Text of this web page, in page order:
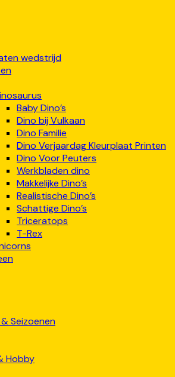
wedstrijd
Baby Dino’s
Dino bij Vulkaan
Dino Familie
Dino Verjaardag Kleurplaat Printen
Dino Voor Peuters
Werkbladen dino
Makkelijke Dino’s
Realistische Dino’s
Schattige Dino’s
Triceratops
T-Rex
Seizoenen
Hobby